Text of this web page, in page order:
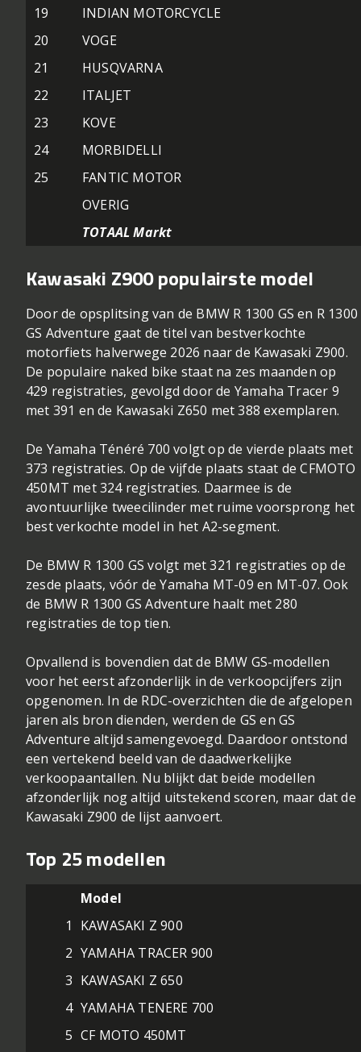
19
INDIAN MOTORCYCLE
20
VOGE
21
HUSQVARNA
22
ITALJET
23
KOVE
24
MORBIDELLI
25
FANTIC MOTOR
OVERIG
TOTAAL Markt
Kawasaki Z900 populairste model
Door de opsplitsing van de BMW R 1300 GS en R 1300
GS Adventure gaat de titel van bestverkochte
motorfiets halverwege 2026 naar de Kawasaki Z900.
De populaire naked bike staat na zes maanden op
429 registraties, gevolgd door de Yamaha Tracer 9
met 391 en de Kawasaki Z650 met 388 exemplaren.
De Yamaha Ténéré 700 volgt op de vierde plaats met
373 registraties. Op de vijfde plaats staat de CFMOTO
450MT met 324 registraties. Daarmee is de
avontuurlijke tweecilinder met ruime voorsprong het
best verkochte model in het A2-segment.
De BMW R 1300 GS volgt met 321 registraties op de
zesde plaats, vóór de Yamaha MT-09 en MT-07. Ook
de BMW R 1300 GS Adventure haalt met 280
registraties de top tien.
Opvallend is bovendien dat de BMW GS-modellen
voor het eerst afzonderlijk in de verkoopcijfers zijn
opgenomen. In de RDC-overzichten die de afgelopen
jaren als bron dienden, werden de GS en GS
Adventure altijd samengevoegd. Daardoor ontstond
een vertekend beeld van de daadwerkelijke
verkoopaantallen. Nu blijkt dat beide modellen
afzonderlijk nog altijd uitstekend scoren, maar dat de
Kawasaki Z900 de lijst aanvoert.
Top 25 modellen
Model
1
KAWASAKI Z 900
2 YAMAHA TRACER 900
3 KAWASAKI Z 650
4 YAMAHA TENERE 700
5 CF MOTO 450MT